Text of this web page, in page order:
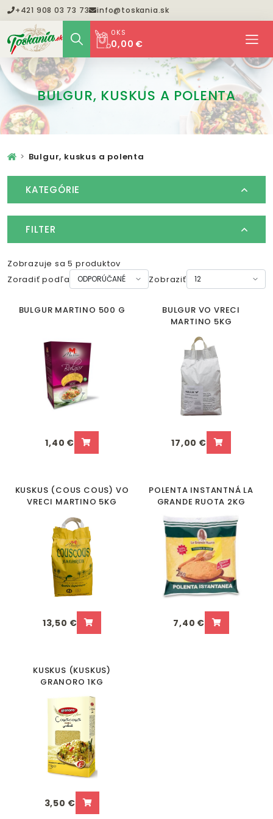
+421 908 03 73 73 info@toskania.sk
0KS
0,00 €
BULGUR, KUSKUS A POLENTA
Bulgur, kuskus a polenta
KATEGÓRIE
FILTER
Zobrazuje sa 5 produktov
Zoradiť podľa
Zobraziť
BULGUR MARTINO 500 G
1,40 €
BULGUR VO VRECI
MARTINO 5KG
17,00 €
KUSKUS (COUS COUS) VO
VRECI MARTINO 5KG
13,50 €
POLENTA INSTANTNÁ LA
GRANDE RUOTA 2KG
7,40 €
KUSKUS (KUSKUS)
GRANORO 1KG
3,50 €